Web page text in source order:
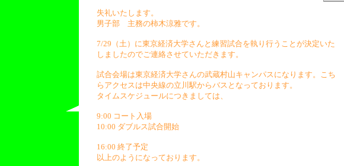
失礼いたします。
男子部 主務の柿木涼雅です。
7/29（土）に東京経済大学さんと練習試合を執り行うことが決定いた
しましたのでご連絡させていただきます。
試合会場は東京経済大学さんの武蔵村山キャンパスになります。こち
らアクセスは中央線の立川駅からバスとなっております。
タイムスケジュールにつきましては、
9:00 コート入場
10:00 ダブルス試合開始
16:00 終了予定
以上のようになっております。